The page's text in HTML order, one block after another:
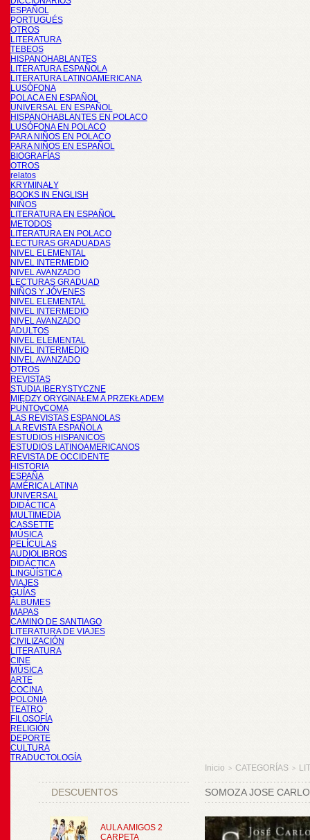
ESPAÑOL
PORTUGUÉS
OTROS
LITERATURA
TEBEOS
HISPANOHABLANTES
LITERATURA ESPAÑOLA
LITERATURA LATINOAMERICANA
LUSÓFONA
POLACA EN ESPAÑOL
UNIVERSAL EN ESPAÑOL
HISPANOHABLANTES EN POLACO
LUSÓFONA EN POLACO
PARA NIÑOS EN POLACO
PARA NIÑOS EN ESPAÑOL
BIOGRAFÍAS
OTROS
relatos
KRYMINAŁY
BOOKS IN ENGLISH
NIÑOS
LITERATURA EN ESPAÑOL
METODOS
LITERATURA EN POLACO
LECTURAS GRADUADAS
NIVEL ELEMENTAL
NIVEL INTERMEDIO
NIVEL AVANZADO
LECTURAS GRADUAD
NIÑOS Y JÓVENES
NIVEL ELEMENTAL
NIVEL INTERMEDIO
NIVEL AVANZADO
ADULTOS
NIVEL ELEMENTAL
NIVEL INTERMEDIO
NIVEL AVANZADO
OTROS
REVISTAS
STUDIA IBERYSTYCZNE
MIĘDZY ORYGINAŁEM A PRZEKŁADEM
PUNTOyCOMA
LAS REVISTAS ESPANOLAS
LA REVISTA ESPAÑOLA
ESTUDIOS HISPANICOS
ESTUDIOS LATINOAMERICANOS
REVISTA DE OCCIDENTE
HISTORIA
ESPAÑA
AMÉRICA LATINA
UNIVERSAL
DIDÁCTICA
MULTIMEDIA
CASSETTE
MÚSICA
PELÍCULAS
AUDIOLIBROS
DIDÁCTICA
LINGÜÍSTICA
VIAJES
GUÍAS
ÁLBUMES
MAPAS
CAMINO DE SANTIAGO
LITERATURA DE VIAJES
CIVILIZACIÓN
LITERATURA
CINE
MÚSICA
ARTE
COCINA
POLONIA
TEATRO
FILOSOFÍA
RELIGIÓN
DEPORTE
CULTURA
TRADUCTOLOGÍA
DESCUENTOS
AULA AMIGOS 2
CARPETA
Inicio > CATEGORÍAS >
SOMOZA JOSE